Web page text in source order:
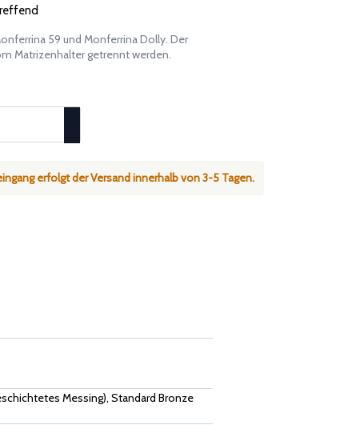
59 und Monferrina Dolly. Der
Matrizenhalter getrennt werden.
erfolgt der Versand innerhalb von 3-5 Tagen.
Messing), Standard Bronze